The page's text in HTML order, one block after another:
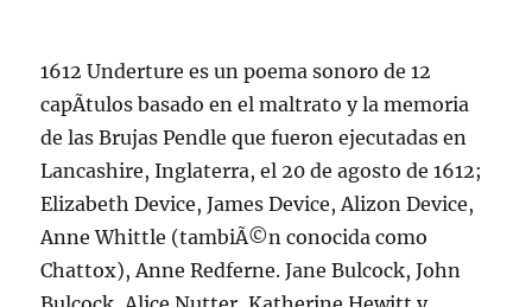
1612 Underture es un poema sonoro de 12
capÃ­tulos basado en el maltrato y la memoria
de las Brujas Pendle que fueron ejecutadas en
Lancashire, Inglaterra, el 20 de agosto de 1612;
Elizabeth Device, James Device, Alizon Device,
Anne Whittle (tambiÃ©n conocida como
Chattox), Anne Redferne. Jane Bulcock, John